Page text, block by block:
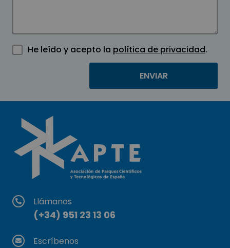
He leído y acepto la política de privacidad.
Llámanos
(+34) 951 23 13 06
Escríbenos